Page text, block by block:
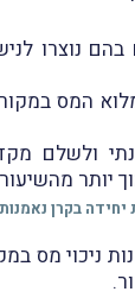
נוצרו
המס
שנתי
בקרן נאמנות
ניכוי מס